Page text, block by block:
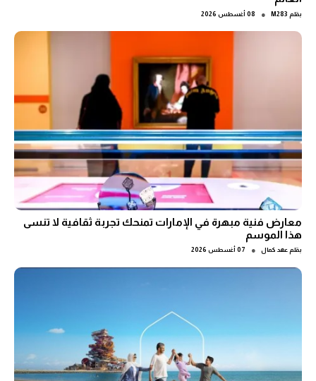
بقلم M283
● 08 أغسطس 2026
معارض فنية مبهرة في الإمارات تمنحك تجربة ثقافية لا تنسى
هذا الموسم
بقلم عهد كمال ● 07 أغسطس 2026